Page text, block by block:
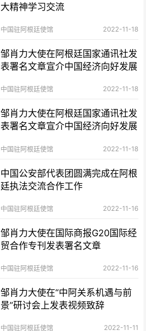
大精神学习交流
中国驻阿根廷使馆 2022-11-18
邹肖力大使在阿根廷国家通讯社发
表署名文章宣介中国经济向好发展
中国驻阿根廷使馆 2022-11-18
邹肖力大使在阿根廷国家通讯社发
表署名文章宣介中国经济向好发展
中国驻阿根廷使馆 2022-11-18
中国公安部代表团圆满完成在阿根
廷执法交流合作工作
中国驻阿根廷使馆 2022-11-16
邹肖力大使在国际商报G20国际经
贸合作专刊发表署名文章
中国驻阿根廷使馆 2022-11-16
邹肖力大使在“中阿关系机遇与前
景”研讨会上发表视频致辞
中国驻阿根廷使馆 2022-11-11